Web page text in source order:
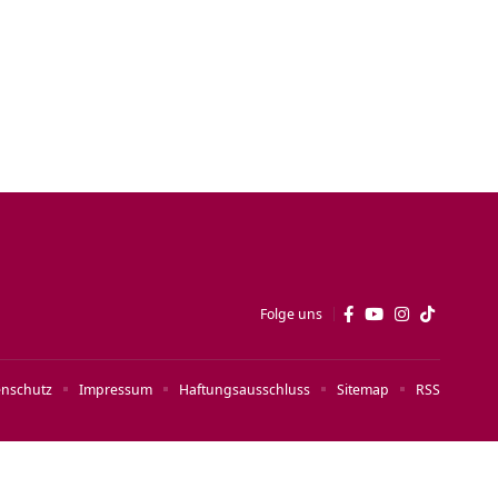
Folge uns
Impressum Haftungsausschluss Sitemap RSS